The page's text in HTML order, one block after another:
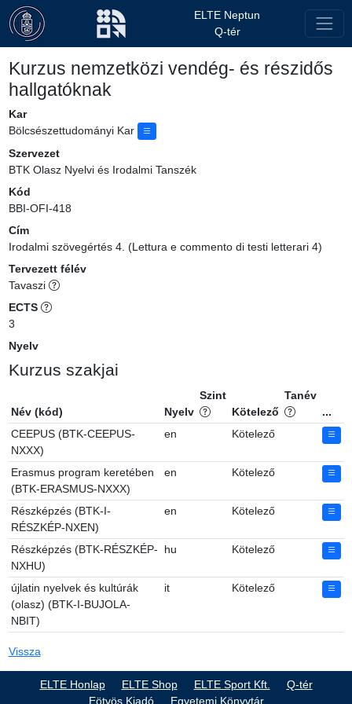
ELTE Neptun
Q-tér
Kurzus nemzetközi vendég- és részidős
hallgatóknak
Kar
Bölcsészettudományi Kar
Szervezet
BTK Olasz Nyelvi és Irodalmi Tanszék
Kód
BBI-OFI-418
Cím
Irodalmi szövegértés 4. (Lettura e commento di testi letterari 4)
Tervezett félév
Tavaszi
ECTS
3
Nyelv
Kurzus szakjai
Név (kód) Nyelv
Szint
Kötelező
Tanév
...
CEEPUS (BTK-CEEPUS-
NXXX)
en Kötelező
Erasmus program keretében
(BTK-ERASMUS-NXXX)
en Kötelező
Részképzés (BTK-I-
RÉSZKÉP-NXEN)
en Kötelező
Részképzés (BTK-RÉSZKÉP-
NXHU)
hu Kötelező
újlatin nyelvek és kultúrák
(olasz) (BTK-I-BUJOLA-
NBIT)
it Kötelező
Vissza
ELTE Honlap ELTE Shop ELTE Sport Kft.
Q-tér
Eötvös Kiadó
Egyetemi Könyvtár